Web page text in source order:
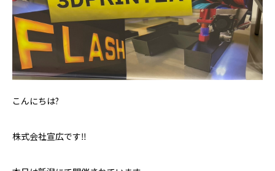
こんにちは?
株式会社宣広です‼️